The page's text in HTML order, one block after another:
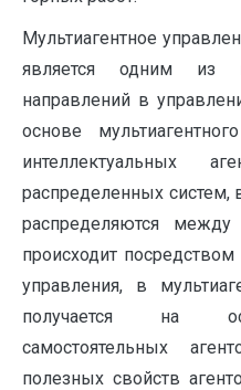
Мультиагентное
является одним из
направлений в
основе
интеллектуальных
распределенных систем,
распределяются
происходит
управления, в
получается на
самостоятельных
полезных свойств